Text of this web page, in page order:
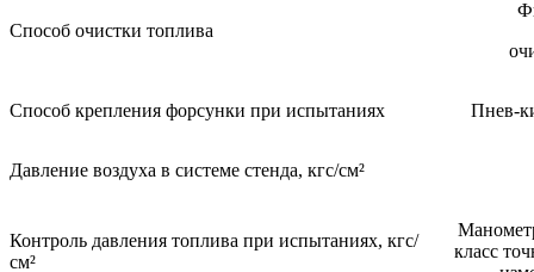
Способ очистки топлива
Способ крепления форсунки при испытаниях Пнев-
Давление воздуха в системе стенда, кгс/см²
Контроль давления топлива при испытаниях, кгс/
см²
класс